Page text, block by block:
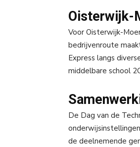
Oisterwijk-
Voor Oisterwijk-
bedrijvenroute
Express langs
middelbare school
De Dag van de
de deelnemende